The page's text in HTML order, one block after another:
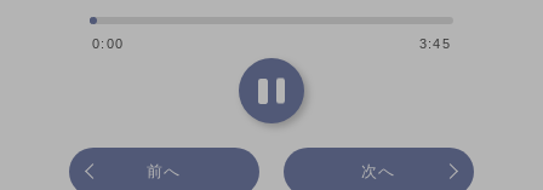
0:00 3:45
前へ 次へ